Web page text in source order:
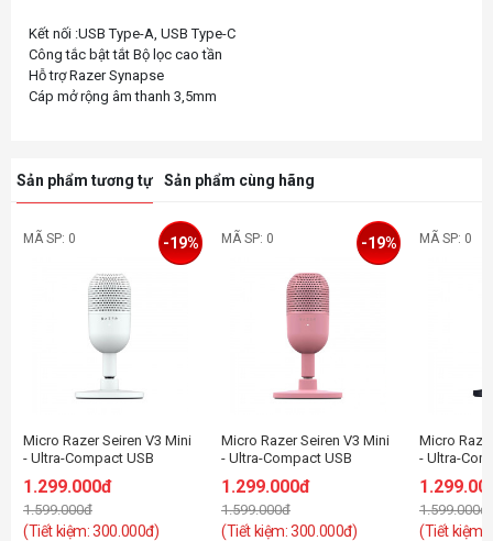
Kết nối :USB Type-A, USB Type-C
Công tắc bật tắt Bộ lọc cao tần
Hỗ trợ Razer Synapse
Sản phẩm tương tự Sản phẩm cùng hãng
MÃ SP: 0
Micro Razer Seiren V3 Mini
- Ultra-Compact USB
- FRML Packaging_RZ19-
05050300-R3M1
1.299.000đ
1.599.000đ
(Tiết kiệm: 300.000đ)
-19% MÃ SP: 0
Micro Razer Seiren V3 Mini
- Ultra-Compact USB
Edition - FRML
Packaging_RZ19-
05050200-R3M1
1.299.000đ
1.599.000đ
(Tiết kiệm: 300.000đ)
-19% MÃ SP: 0
Micro
- Ultra-
05050100-
1.599.000đ
(Tiết kiệm: